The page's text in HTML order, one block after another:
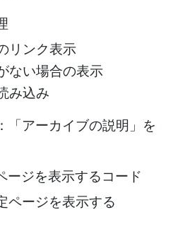
リンク表示
ない場合の表示
み込み
「アーカイブの説明」を
ージを表示するコード
ページを表示する